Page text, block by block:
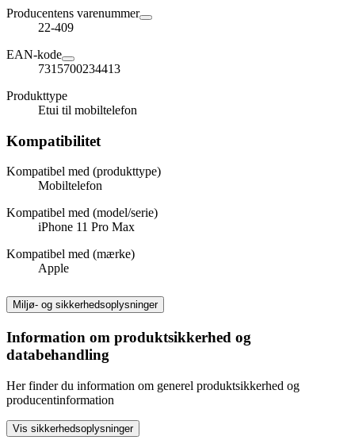
Producentens varenummer
22-409
EAN-kode
7315700234413
Produkttype
Etui til mobiltelefon
Kompatibilitet
Kompatibel med (produkttype)
Mobiltelefon
Kompatibel med (model/serie)
iPhone 11 Pro Max
Kompatibel med (mærke)
Apple
Miljø- og sikkerhedsoplysninger
Information om produktsikkerhed og
databehandling
Her finder du information om generel produktsikkerhed og
producentinformation
Vis sikkerhedsoplysninger